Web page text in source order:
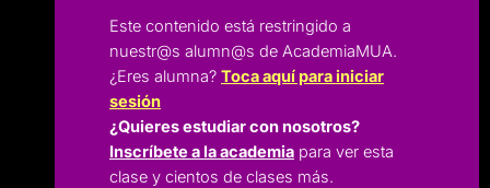
Este contenido está restringido a
nuestr@s alumn@s de AcademiaMUA.
¿Eres alumna? Toca aquí para iniciar
sesión
¿Quieres estudiar con nosotros?
Inscríbete a la academia para ver esta
clase y cientos de clases más.